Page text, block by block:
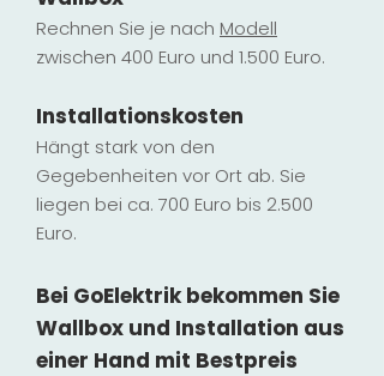
Rechnen Sie je nach Modell
zwischen 400 Euro und 1.500 Euro.
Installationskosten
Hängt stark von den
Gegebenheiten vor Ort ab. Sie
liegen bei ca. 700 Euro bis 2.500
Euro.
Bei GoElektrik bekommen Sie
Wallbox und Installation aus
einer Hand mit Bestpreis